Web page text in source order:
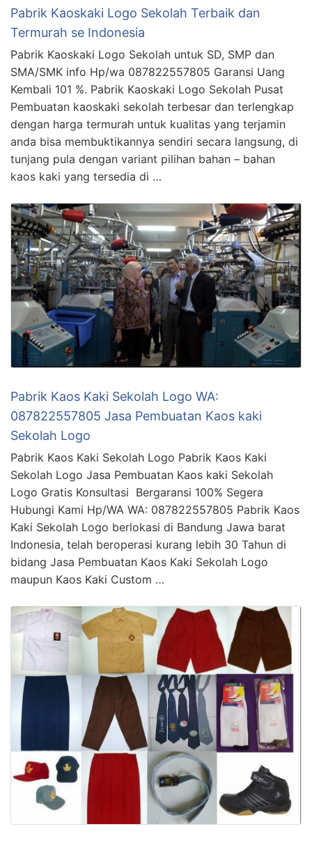
Pabrik Kaoskaki Logo Sekolah Terbaik dan
Termurah se Indonesia
Pabrik Kaoskaki Logo Sekolah untuk SD, SMP dan
SMA/SMK info Hp/wa 087822557805 Garansi Uang
Kembali 101 %. Pabrik Kaoskaki Logo Sekolah Pusat
Pembuatan kaoskaki sekolah terbesar dan terlengkap
dengan harga termurah untuk kualitas yang terjamin
anda bisa membuktikannya sendiri secara langsung, di
tunjang pula dengan variant pilihan bahan – bahan
kaos kaki yang tersedia di …
Pabrik Kaos Kaki Sekolah Logo WA:
087822557805 Jasa Pembuatan Kaos kaki
Sekolah Logo
Pabrik Kaos Kaki Sekolah Logo Pabrik Kaos Kaki
Sekolah Logo Jasa Pembuatan Kaos kaki Sekolah
Logo Gratis Konsultasi Bergaransi 100% Segera
Hubungi Kami Hp/WA WA: 087822557805 Pabrik Kaos
Kaki Sekolah Logo berlokasi di Bandung Jawa barat
Indonesia, telah beroperasi kurang lebih 30 Tahun di
bidang Jasa Pembuatan Kaos Kaki Sekolah Logo
maupun Kaos Kaki Custom …